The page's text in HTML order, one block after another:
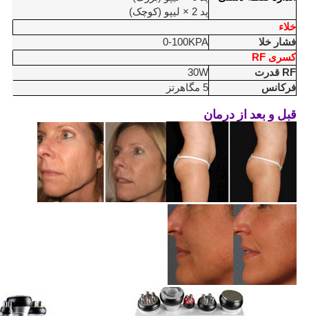
پد 2 × لیپو (کوچک)
خلاء
فشار خلا
0-100KPA
کسری RF
RF قدرت
30W
فرکانس
5 مگاهرتز
قبل و بعد از درمان